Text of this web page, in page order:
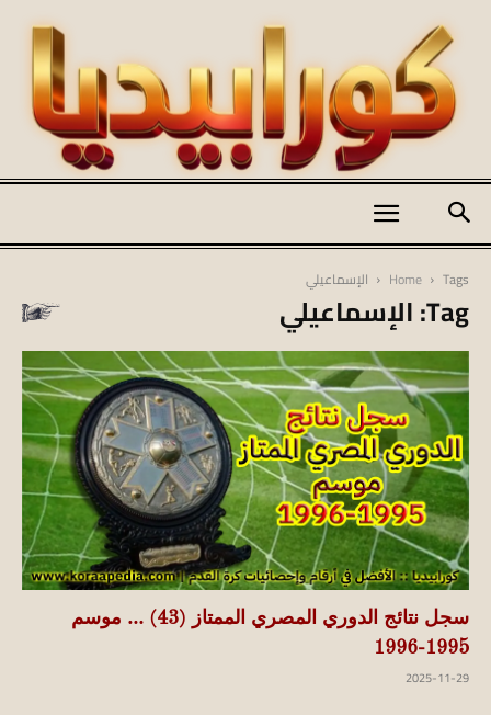
koraapedia
Home Tags الإسماعيلي
Tag: الإسماعيلي
سجل نتائج الدوري المصري الممتاز (43) … موسم
1995-1996
2025-11-29